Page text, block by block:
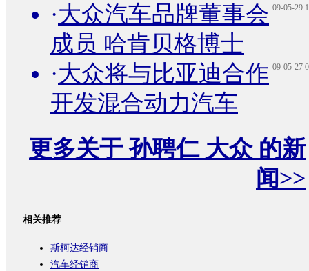
09-05-29
·大众汽车品牌董事会
成员 哈肯贝格博士
09-05-27
·大众将与比亚迪合作
开发混合动力汽车
更多关于孙聘仁 大众的新
闻>>
相关推荐
斯柯达经销商
汽车经销商